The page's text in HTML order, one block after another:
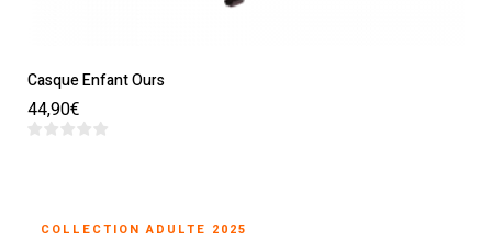
Casque Enfant Ours
44,90€
COLLECTION ADULTE 2025